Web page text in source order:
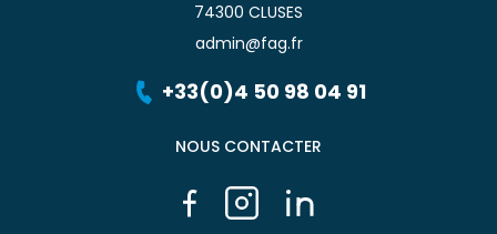
74300 CLUSES
admin@fag.fr
+33(0)4 50 98 04 91
NOUS CONTACTER